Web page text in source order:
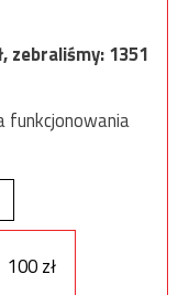
zebraliśmy:1351
funkcjonowania
100 zł